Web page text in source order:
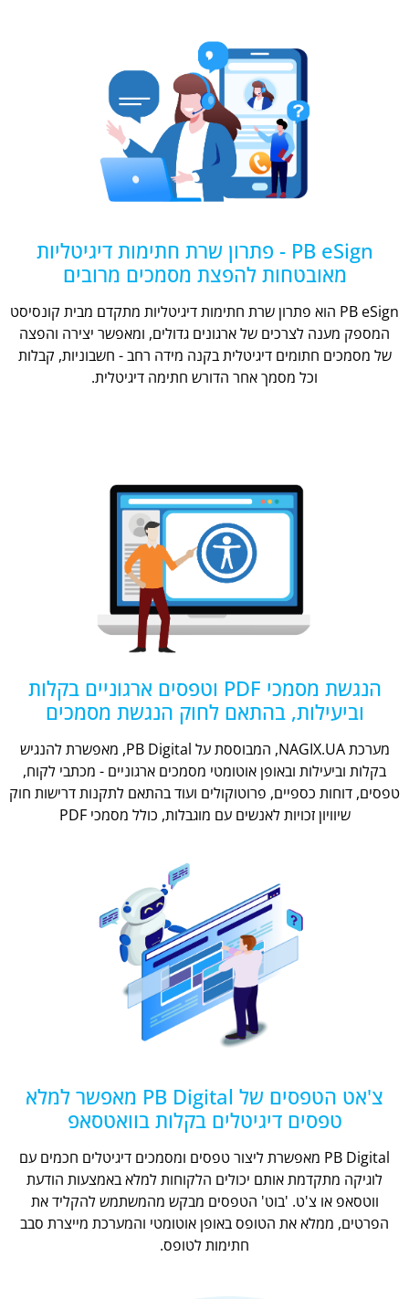
PB eSign - פתרון שרת חתימות דיגיטליות
מאובטחות להפצת מסמכים מרובים
PB eSign הוא פתרון שרת חתימות דיגיטליות מתקדם מבית קונסיסט
המספק מענה לצרכים של ארגונים גדולים, ומאפשר יצירה והפצה
של מסמכים חתומים דיגיטלית בקנה מידה רחב - חשבוניות, קבלות
וכל מסמך אחר הדורש חתימה דיגיטלית.
הנגשת מסמכי PDF וטפסים ארגוניים בקלות
וביעילות, בהתאם לחוק הנגשת מסמכים
מערכת NAGIX.UA, המבוססת על PB Digital, מאפשרת להנגיש
בקלות וביעילות ובאופן אוטומטי מסמכים ארגוניים - מכתבי לקוח,
טפסים, דוחות כספיים, פרוטוקולים ועוד בהתאם לתקנות דרישות חוק
שיוויון זכויות לאנשים עם מוגבלות, כולל מסמכי PDF
צ'אט הטפסים של PB Digital מאפשר למלא
טפסים דיגיטלים בקלות בוואטסאפ
PB Digital מאפשרת ליצור טפסים ומסמכים דיגיטלים חכמים עם
לוגיקה מתקדמת אותם יכולים הלקוחות למלא באמצעות הודעת
ווטסאפ או צ'ט. 'בוט' הטפסים מבקש מהמשתמש להקליד את
הפרטים, ממלא את הטופס באופן אוטומטי והמערכת מייצרת סבב
חתימות לטופס.